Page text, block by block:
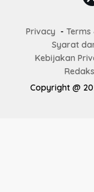
Privacy Terms
Syarat
Kebijakan
Copyright @